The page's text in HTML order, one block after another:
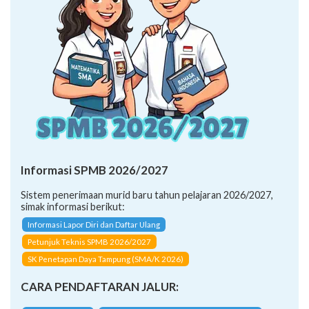
Informasi SPMB 2026/2027
Sistem penerimaan murid baru tahun pelajaran 2026/2027,
simak informasi berikut:
Informasi Lapor Diri dan Daftar Ulang
Petunjuk Teknis SPMB 2026/2027
SK Penetapan Daya Tampung (SMA/K 2026)
CARA PENDAFTARAN JALUR: